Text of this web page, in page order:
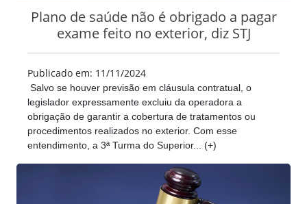
Plano de saúde não é obrigado a pagar
exame feito no exterior, diz STJ
Publicado em: 11/11/2024
Salvo se houver previsão em cláusula contratual, o
legislador expressamente excluiu da operadora a
obrigação de garantir a cobertura de tratamentos ou
procedimentos realizados no exterior. Com esse
entendimento, a 3ª Turma do Superior... (+)